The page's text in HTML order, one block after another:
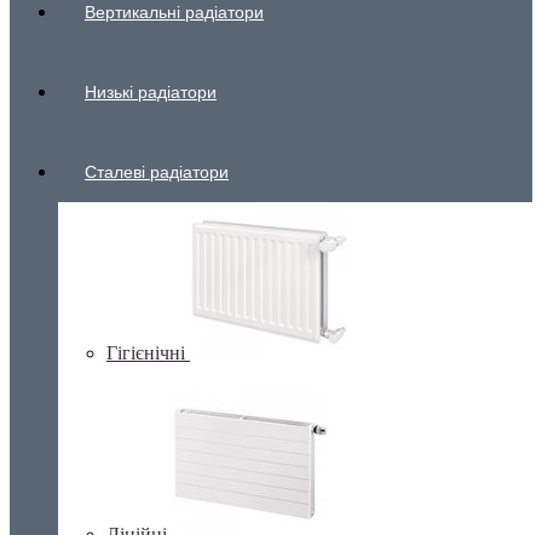
Вертикальні радіатори
Низькі радіатори
Сталеві радіатори
Гігієнічні